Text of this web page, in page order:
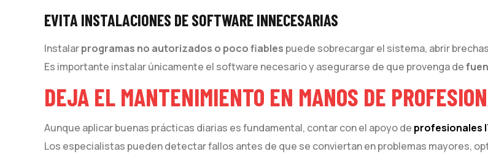
EVITA INSTALACIONES DE SOFTWARE INNECESARIAS
Instalarprogramas no autorizados o poco fiables puede sobrecargar el sistema, abrir
Es importante instalar únicamente el software necesario y asegurarse de que provenga de
DEJA EL MANTENIMIENTO EN MANOS DE
Aunque aplicar buenas prácticas diarias es fundamental, contar con el apoyo de profesionales
Los especialistas pueden detectar fallos antes de que se conviertan en problemas mayores,